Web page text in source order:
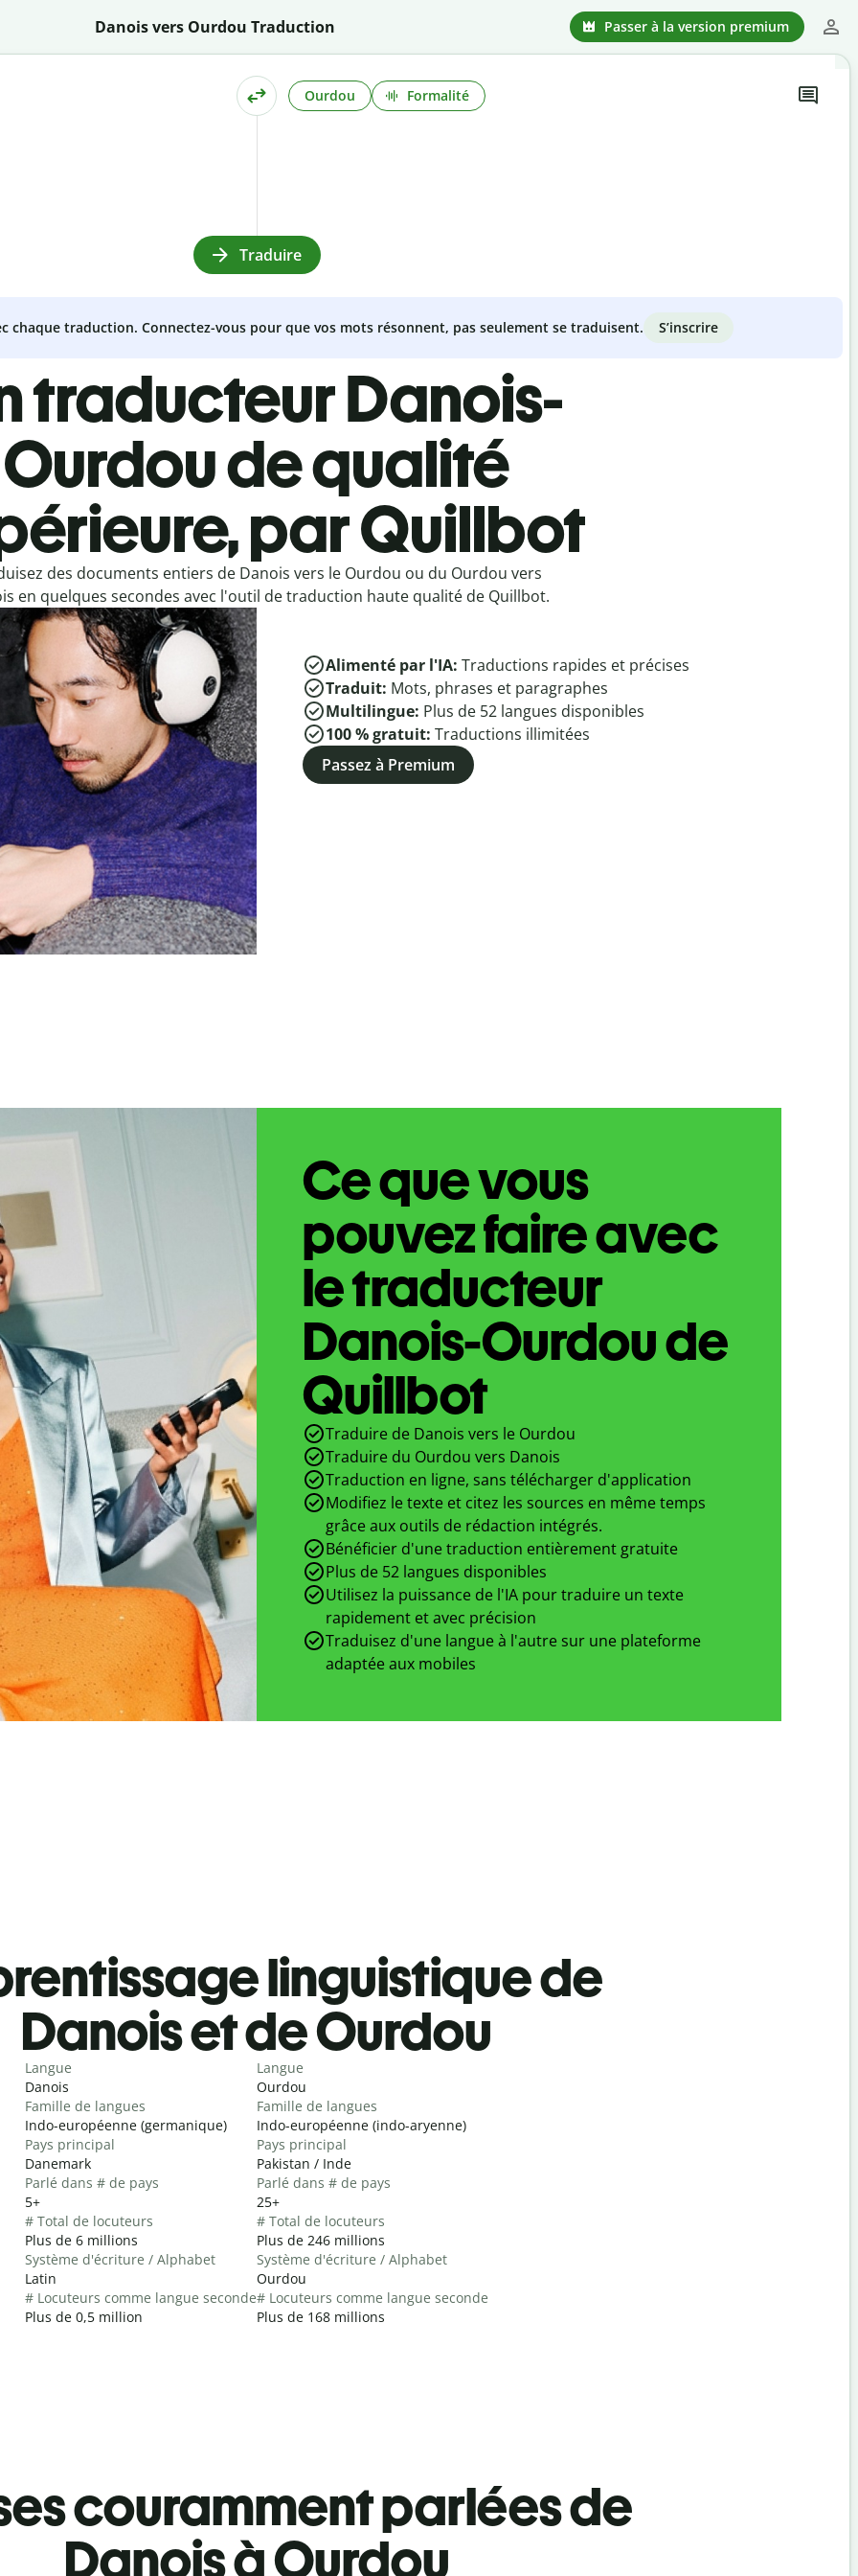
Danois vers Ourdou Traduction Passer à la version premium
Ourdou Formalité
Traduire
chaque traduction. Connectez-vous pour que vos mots résonnent, pas seulement se traduisent. S’inscrire
traducteur Danois-
Ourdou de qualité
par Quillbot
des documents entiers de Danois vers le Ourdou ou du Ourdou vers
en quelques secondes avec l'outil de traduction haute qualité de Quillbot.
Alimenté par l'IA: Traductions rapides et précises
Traduit: Mots, phrases et paragraphes
Multilingue: Plus de 52 langues disponibles
100 % gratuit: Traductions illimitées
Passez à Premium
Ce que vous
pouvez faire avec
le traducteur
Danois-Ourdou de
Quillbot
Traduire de Danois vers le Ourdou
Traduire du Ourdou vers Danois
Traduction en ligne, sans télécharger d'application
Modifiez le texte et citez les sources en même temps
grâce aux outils de rédaction intégrés.
Bénéficier d'une traduction entièrement gratuite
Plus de 52 langues disponibles
Utilisez la puissance de l'IA pour traduire un texte
rapidement et avec précision
Traduisez d'une langue à l'autre sur une plateforme
adaptée aux mobiles
linguistique de
Danois et de Ourdou
Langue
Danois
Famille de langues
Indo-européenne (germanique)
Pays principal
Danemark
Parlé dans # de pays
5+
# Total de locuteurs
Plus de 6 millions
Système d'écriture / Alphabet
Latin
# Locuteurs comme langue seconde
Plus de 0,5 million
Langue
Ourdou
Famille de langues
Indo-européenne (indo-aryenne)
Pays principal
Pakistan / Inde
Parlé dans # de pays
25+
# Total de locuteurs
Plus de 246 millions
Système d'écriture / Alphabet
Ourdou
# Locuteurs comme langue seconde
Plus de 168 millions
couramment parlées de
Danois à Ourdou